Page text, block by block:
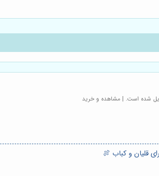
شده است. | مشاهده و خرید
قلیان و کباب 🍖